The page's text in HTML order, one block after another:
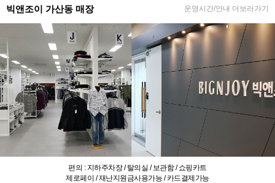
빅앤조이 가산동 매장 운영시간/안내 더보러가기
편의 : 지하주차장 / 탈의실 / 보관함 / 쇼핑카트
제로페이 / 재난지원금사용가능 / 카드결제가능